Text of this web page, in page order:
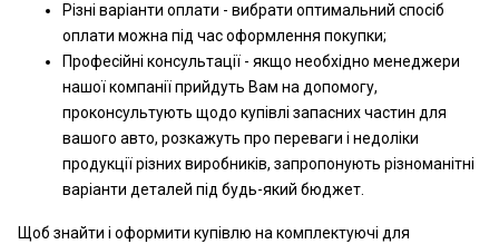
Різні варіанти оплати - вибрати оптимальний спосіб
оплати можна під час оформлення покупки;
Професійні консультації - якщо необхідно менеджери
нашої компанії прийдуть Вам на допомогу,
проконсультують щодо купівлі запасних частин для
вашого авто, розкажуть про переваги і недоліки
продукції різних виробників, запропонують різноманітні
варіанти деталей під будь-який бюджет.
Щоб знайти і оформити купівлю на комплектуючі для